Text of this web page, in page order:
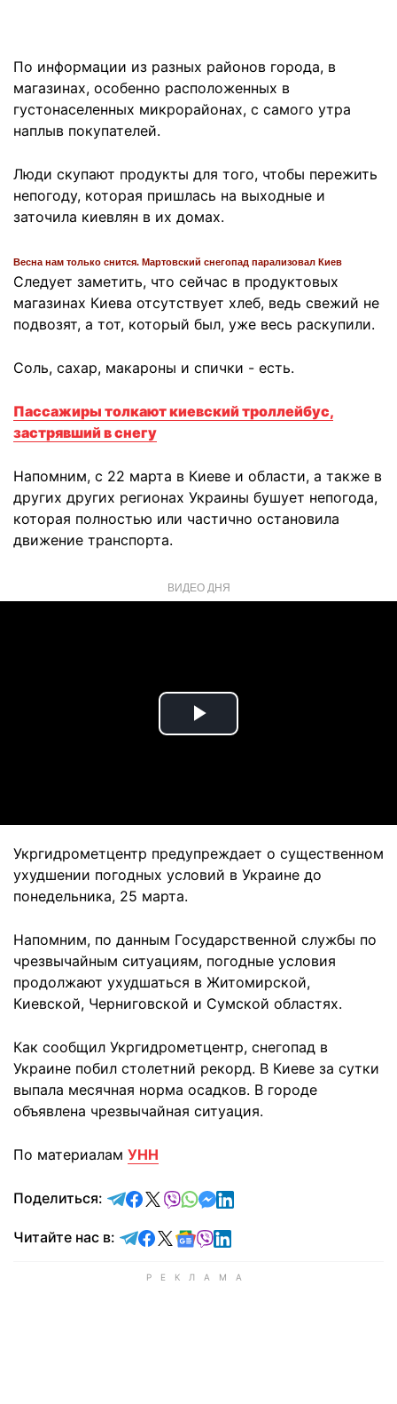
По информации из разных районов города, в
магазинах, особенно расположенных в
густонаселенных микрорайонах, с самого утра
наплыв покупателей.
Люди скупают продукты для того, чтобы пережить
непогоду, которая пришлась на выходные и
заточила киевлян в их домах.
Весна нам только снится. Мартовский снегопад парализовал Киев
Следует заметить, что сейчас в продуктовых
магазинах Киева отсутствует хлеб, ведь свежий не
подвозят, а тот, который был, уже весь раскупили.
Соль, сахар, макароны и спички - есть.
Пассажиры толкают киевский троллейбус,
застрявший в снегу
Напомним, с 22 марта в Киеве и области, а также в
других других регионах Украины бушует непогода,
которая полностью или частично остановила
движение транспорта.
ВИДЕО ДНЯ
Play
Укргидрометцентр предупреждает о существенном
ухудшении погодных условий в Украине до
понедельника, 25 марта.
Напомним, по данным Государственной службы по
чрезвычайным ситуациям, погодные условия
продолжают ухудшаться в Житомирской,
Киевской, Черниговской и Сумской областях.
Как сообщил Укргидрометцентр, снегопад в
Украине побил столетний рекорд. В Киеве за сутки
выпала месячная норма осадков. В городе
объявлена чрезвычайная ситуация.
По материалам УНН
Поделиться: отправить в Telegram
поделиться в Facebook
поделиться в X
отправить в Viber
отправить в Whatsapp
отправить в Messenger
отправить в LinkedIn
Читайте нас в: Читайте в Telegram
Читайте в Facebook
Читайте в X
Читайте в Google news
Читайте в Viber
Читайте в LinkedIn